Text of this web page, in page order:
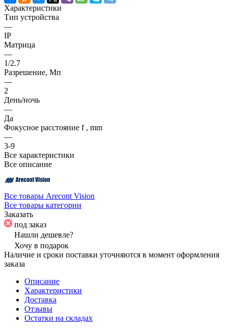
Характеристики
Тип устройства
—
IP
Матрица
—
1/2.7
Разрешение, Мп
—
2
День/ночь
—
Да
Фокусное расстояние f , mm
—
3-9
Все характеристики
Все описание
Все товары Arecont Vision
Все товары категории
Заказать
под заказ
Нашли дешевле?
Хочу в подарок
Наличие и сроки поставки уточняются в момент оформления
заказа
Описание
Характеристики
Доставка
Отзывы
Остатки на складах